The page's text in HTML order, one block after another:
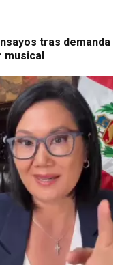
tras demanda
musical